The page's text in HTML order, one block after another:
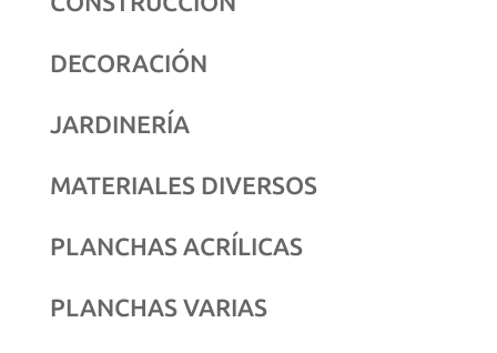
DECORACIÓN
JARDINERÍA
MATERIALES DIVERSOS
PLANCHAS ACRÍLICAS
PLANCHAS VARIAS